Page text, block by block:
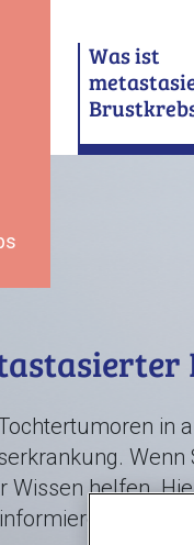
Was ist
in
Wissen helfen.